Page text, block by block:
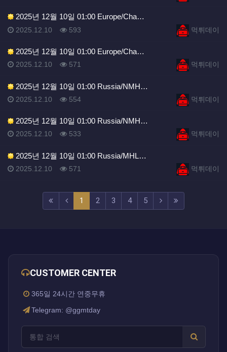
2025년 12월 10일 01:00 Europe/Cha…
등록자먹튀데이
등록일
2025.12.10 조회
593
2025년 12월 10일 01:00 Europe/Cha…
등록자먹튀데이
등록일
2025.12.10 조회
571
2025년 12월 10일 01:00 Russia/NMH…
등록자먹튀데이
등록일
2025.12.10 조회
554
2025년 12월 10일 01:00 Russia/NMH…
등록자먹튀데이
등록일
2025.12.10 조회
533
2025년 12월 10일 01:00 Russia/MHL…
등록자먹튀데이
등록일
2025.12.10 조회
571
1 (current)
2 3 4 5 (next)
CUSTOMER CENTER
365일 24시간 연중무휴
Telegram: @ggmtday